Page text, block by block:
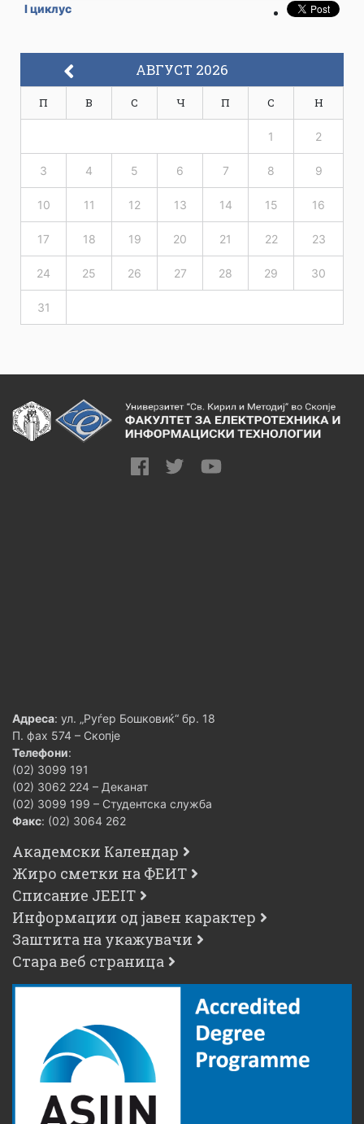
I циклус
АВГУСТ 2026
П В С Ч П С Н
1 2
3 4 5 6 7 8 9
10 11 12 13 14 15 16
17 18 19 20 21 22 23
24 25 26 27 28 29 30
31
Адреса: ул. „Руѓер Бошковиќ“ бр. 18
П. фах 574 – Скопје
Телефони:
(02) 3099 191
(02) 3062 224 – Деканат
(02) 3099 199 – Студентска служба
Факс: (02) 3064 262
Академски Календар
Жиро сметки на ФЕИТ
Списание JEEIT
Информации од јавен карактер
Заштита на укажувачи
Стара веб страница